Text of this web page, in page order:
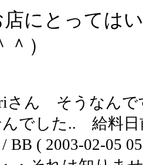
店にとっては
）
さん そうなんで
でした.. 給料日
BB ( 2003-02-05